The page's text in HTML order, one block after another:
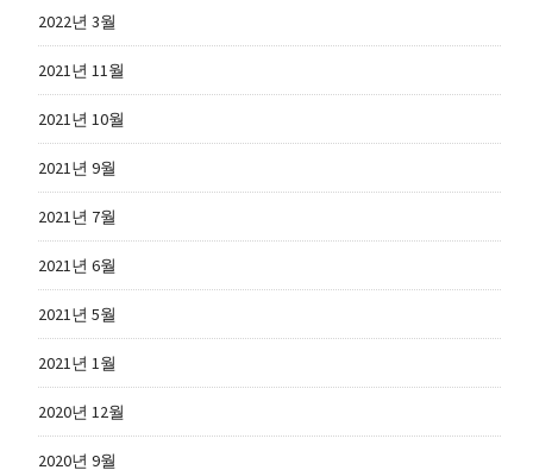
2022년 3월
2021년 11월
2021년 10월
2021년 9월
2021년 7월
2021년 6월
2021년 5월
2021년 1월
2020년 12월
2020년 9월